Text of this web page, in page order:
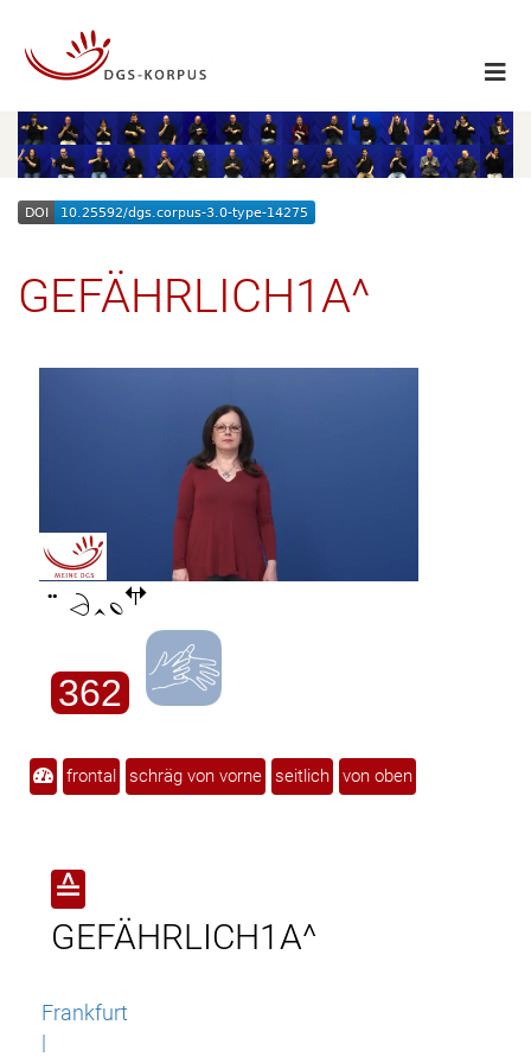
GEFÄHRLICH1A^

362
frontal schräg von vorne seitlich von oben
≙
GEFÄHRLICH1A^
Frankfurt
|